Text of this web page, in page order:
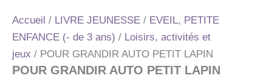
Accueil / LIVRE JEUNESSE / EVEIL, PETITE
ENFANCE (- de 3 ans) / Loisirs, activités et
jeux / POUR GRANDIR AUTO PETIT LAPIN
POUR GRANDIR AUTO PETIT LAPIN